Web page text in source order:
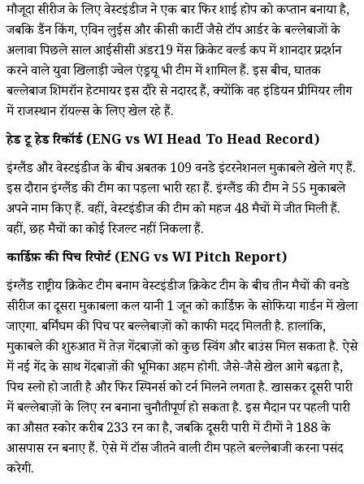
मौजूदा सीरीज के लिए वेस्टइंडीज ने एक बार फिर शाई होप को कप्तान बनाया है,
जबकि ब्रैंडन किंग, एविन लुईस और कीसी कार्टी जैसे टॉप आर्डर के बल्लेबाजों के
अलावा पिछले साल आईसीसी अंडर19 मेंस क्रिकेट वर्ल्ड कप में शानदार प्रदर्शन
करने वाले युवा खिलाड़ी ज्वेल एंड्रयू भी टीम में शामिल हैं. इस बीच, घातक
बल्लेबाज शिमरॉन हेटमायर इस दौरे से नदारद हैं, क्योंकि वह इंडियन प्रीमियर लीग
में राजस्थान रॉयल्स के लिए खेल रहे हैं.
हेड टू हेड रिकॉर्ड (ENG vs WI Head To Head Record)
इंग्लैंड और वेस्टइंडीज के बीच अबतक 109 वनडे इंटरनेशनल मुकाबले खेले गए हैं.
इस दौरान इंग्लैंड की टीम का पड़ला भारी रहा हैं. इंग्लैंड की टीम ने 55 मुकाबले
अपने नाम किए हैं. वहीं, वेस्टइंडीज की टीम को महज 48 मैचों में जीत मिली हैं.
वहीं, छह मैचों का कोई रिजल्ट नहीं निकला हैं.
कार्डिफ़ की पिच रिपोर्ट (ENG vs WI Pitch Report)
इंग्लैंड राष्ट्रीय क्रिकेट टीम बनाम वेस्टइंडीज क्रिकेट टीम के बीच तीन मैचों की वनडे
सीरीज का दूसरा मुकाबला कल यानी 1 जून को कार्डिफ़ के सोफिया गार्डन में खेला
जाएगा. बर्मिंघम की पिच पर बल्लेबाज़ों को काफी मदद मिलती है. हालांकि,
मुकाबले की शुरुआत में तेज़ गेंदबाज़ों को कुछ स्विंग और बाउंस मिल सकता है. ऐसे
में नई गेंद के साथ गेंदबाज़ों की भूमिका अहम होगी. जैसे-जैसे खेल आगे बढ़ता है,
पिच स्लो हो जाती है और फिर स्पिनर्स को टर्न मिलने लगता है. खासकर दूसरी पारी
में बल्लेबाज़ों के लिए रन बनाना चुनौतीपूर्ण हो सकता है. इस मैदान पर पहली पारी
का औसत स्कोर करीब 233 रन का है, जबकि दूसरी पारी में टीमों ने 188 के
आसपास रन बनाए हैं. ऐसे में टॉस जीतने वाली टीम पहले बल्लेबाजी करना पसंद
करेगी.